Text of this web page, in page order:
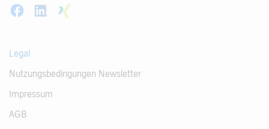
Legal
Nutzungsbedingungen Newsletter
Impressum
AGB